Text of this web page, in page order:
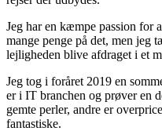
Jeg har en kæmpe passion for
mange penge på det, men jeg
lejligheden blive afdraget i et
Jeg tog i foråret 2019 en
er i IT branchen og prøver en
gemte perler, andre er
fantastiske.